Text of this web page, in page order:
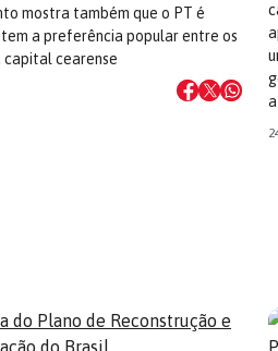
mostra também que o PT é
a preferência popular entre os
cearense